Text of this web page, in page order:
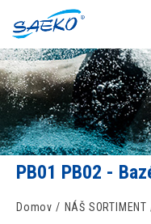
PB01 PB02 -
Domov NÁŠ SORTIMENT